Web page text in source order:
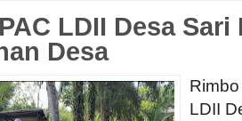
LDII Desa Sari
Desa
LDII